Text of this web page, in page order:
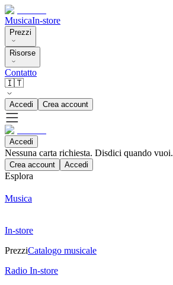
MusicaIn-store
Prezzi
Risorse
Contatto
🇮🇹
Accedi Crea account
Accedi
Nessuna carta richiesta. Disdici quando vuoi.
Crea account Accedi
Esplora
Musica
In-store
PrezziCatalogo musicale
Radio In-store